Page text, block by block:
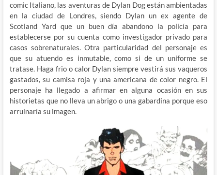
comic Italiano, las aventuras de Dylan Dog están ambientadas
en la ciudad de Londres, siendo Dylan un ex agente de
Scotland Yard que un buen día abandono la policía para
establecerse por su cuenta como investigador privado para
casos sobrenaturales. Otra particularidad del personaje es
que su atuendo es inmutable, como si de un uniforme se
tratase. Haga frio o calor Dylan siempre vestirá sus vaqueros
gastados, su camisa roja y una americana de color negro. El
personaje ha llegado a afirmar en alguna ocasión en sus
historietas que no lleva un abrigo o una gabardina porque eso
arruinaría su imagen.